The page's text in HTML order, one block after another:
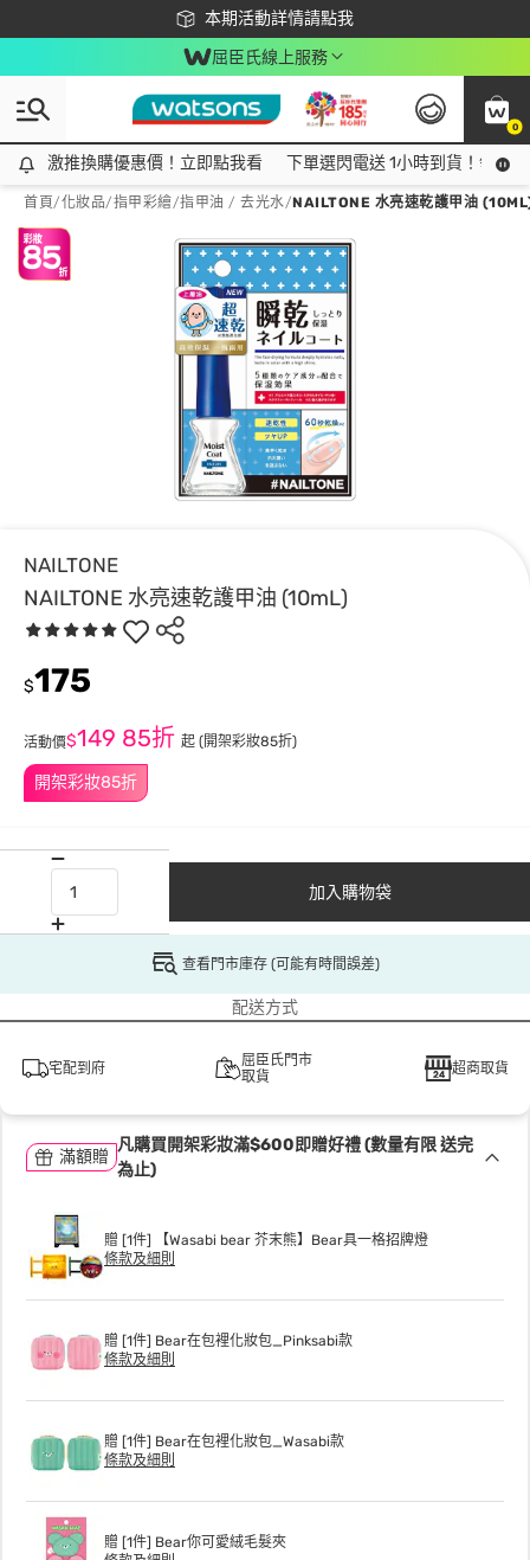
本期活動詳情請點我
下載app最高回饋$350
屈臣氏線上服務
0
激推換購優惠價！立即點我看
激推換購優惠價！立即點我看 下單選閃電送 1小時到貨！領神
首頁/化妝品/指甲彩繪/指甲油 / 去光水/NAILTONE 水亮速乾護甲油
NAILTONE
NAILTONE 水亮速乾護甲油 (10mL)
開架彩妝85折
$175
活動價$149 85折 起 (開架彩妝85折)
加入購物袋
查看門市庫存 (可能有時間誤差)
配送方式
宅配到府
屈臣氏門市
取貨
超商取貨
滿額贈
凡購買開架彩妝滿$600即贈好禮 (數量有限 送完
為止)
贈 [1件] 【Wasabi bear 芥末熊】Bear具一格招牌燈
條款及細則
贈 [1件] Bear在包裡化妝包_Pinksabi款
條款及細則
贈 [1件] Bear在包裡化妝包_Wasabi款
條款及細則
贈 [1件] Bear你可愛絨毛髮夾